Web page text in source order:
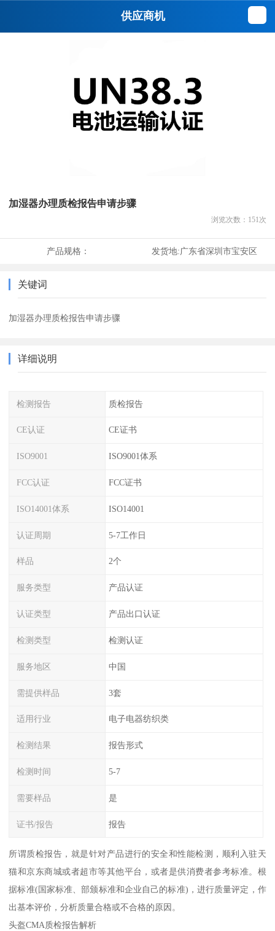
供应商机
加湿器办理质检报告申请步骤
浏览次数： 151 次
产品规格： 发货地:广东省深圳市宝安区
关键词
加湿器办理质检报告申请步骤
详细说明
检测报告 质检报告
CE认证 CE证书
ISO9001 ISO9001体系
FCC认证 FCC证书
ISO14001体系 ISO14001
认证周期 5-7工作日
样品 2个
服务类型 产品认证
认证类型 产品出口认证
检测类型 检测认证
服务地区 中国
需提供样品 3套
适用行业 电子电器纺织类
检测结果 报告形式
检测时间 5-7
需要样品 是
证书/报告 报告
所谓质检报告，就是针对产品进行的安全和性能检测，顺利入驻天
猫和京东商城或者超市等其他平台，或者是供消费者参考标准。根
据标准(国家标准、部颁标准和企业自己的标准)，进行质量评定，作
出基本评价，分析质量合格或不合格的原因。
头盔CMA质检报告解析